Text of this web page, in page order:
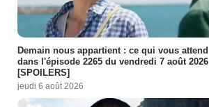
Demain nous appartient : ce qui vous attend
dans l'épisode 2265 du vendredi 7 août 2026
[SPOILERS]
jeudi 6 août 2026